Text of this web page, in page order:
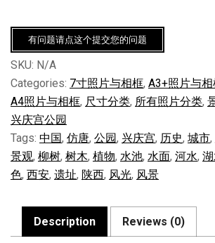
安
兴
庆
宫
公
园
春
天
的
观
有问题请点这个提交您的问题
SKU: N/A
Categories: 7寸照片与相框, A3+照片与
A4照片与相框, 尺寸分类, 所有照片分类,
兴庆宫公园
Tags: 中国, 仿唐, 公园, 兴庆宫, 历史, 城市,
景观, 柳树, 树木, 植物, 水池, 水面, 河水,
色, 西安, 遗址, 陕西, 风光, 风景
Description Reviews (0)